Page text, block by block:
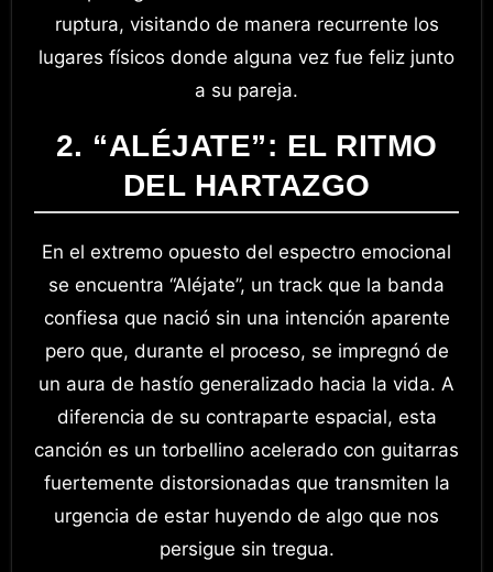
ruptura, visitando de manera recurrente los
lugares físicos donde alguna vez fue feliz junto
a su pareja.
2. “ALÉJATE”: EL RITMO
DEL HARTAZGO
En el extremo opuesto del espectro emocional
se encuentra “Aléjate”, un track que la banda
confiesa que nació sin una intención aparente
pero que, durante el proceso, se impregnó de
un aura de hastío generalizado hacia la vida. A
diferencia de su contraparte espacial, esta
canción es un torbellino acelerado con guitarras
fuertemente distorsionadas que transmiten la
urgencia de estar huyendo de algo que nos
persigue sin tregua.